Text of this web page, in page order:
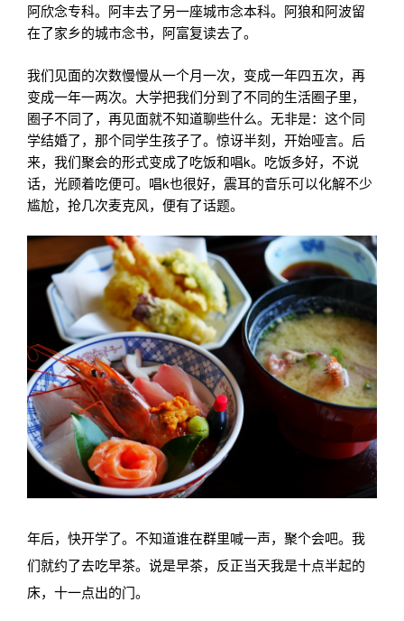
阿欣念专科。阿丰去了另一座城市念本科。阿狼和阿波留
在了家乡的城市念书，阿富复读去了。
我们见面的次数慢慢从一个月一次，变成一年四五次，再
变成一年一两次。大学把我们分到了不同的生活圈子里，
圈子不同了，再见面就不知道聊些什么。无非是：这个同
学结婚了，那个同学生孩子了。惊讶半刻，开始哑言。后
来，我们聚会的形式变成了吃饭和唱k。吃饭多好，不说
话，光顾着吃便可。唱k也很好，震耳的音乐可以化解不少
尴尬，抢几次麦克风，便有了话题。
年后，快开学了。不知道谁在群里喊一声，聚个会吧。 我
们就约了去吃早茶。说是早茶，反正当天我是十点半起的
床，十一点出的门。